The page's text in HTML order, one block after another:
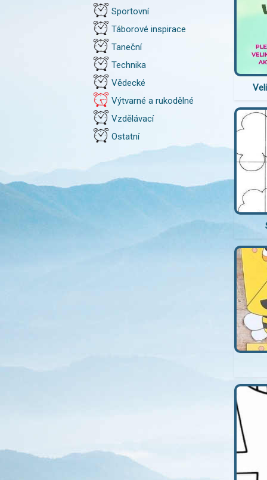
Sportovní
Táborové inspirace
Taneční
Technika
Vědecké
Výtvarné a rukodělné
Vzdělávací
Ostatní